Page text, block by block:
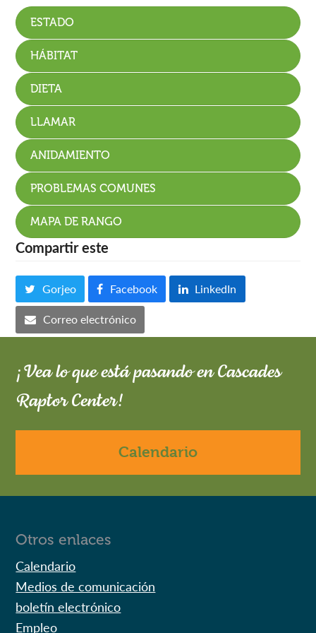
ESTADO
HÁBITAT
DIETA
LLAMAR
ANIDAMIENTO
PROBLEMAS COMUNES
MAPA DE RANGO
Compartir este
Gorjeo Facebook
LinkedIn
Correo electrónico
¡Vea lo que está pasando en Cascades
Raptor Center!
Calendario
Otros enlaces
Calendario
Medios de comunicación
boletín electrónico
Empleo